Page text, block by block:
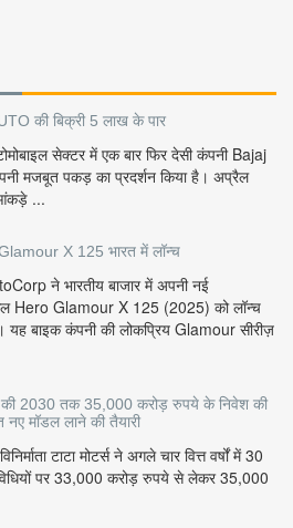
की बिक्री 5 लाख के पार
सेक्टर में एक बार फिर देसी कंपनी Bajaj
मजबूत पकड़ का प्रदर्शन किया है। अप्रैल
...
X 125 भारत में लॉन्च
ने भारतीय बाजार में अपनी नई
Hero Glamour X 125 (2025) को लॉन्च
यह बाइक कंपनी की लोकप्रिय Glamour सीरीज़
की 2030 तक 35,000 करोड़ रुपये के निवेश की
नए मॉडल लाने की तैयारी
टाटा मोटर्स ने अगले चार वित्त वर्षों में 30
पर 33,000 करोड़ रुपये से लेकर 35,000